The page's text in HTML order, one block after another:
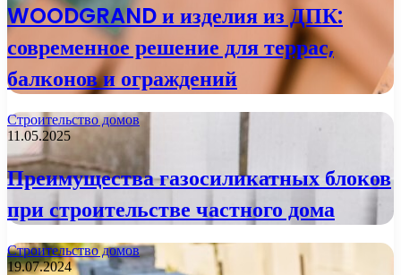
WOODGRAND и изделия из ДПК:
современное решение для террас,
балконов и ограждений
Строительство домов
11.05.2025
Преимущества газосиликатных блоков
при строительстве частного дома
Строительство домов
19.07.2024